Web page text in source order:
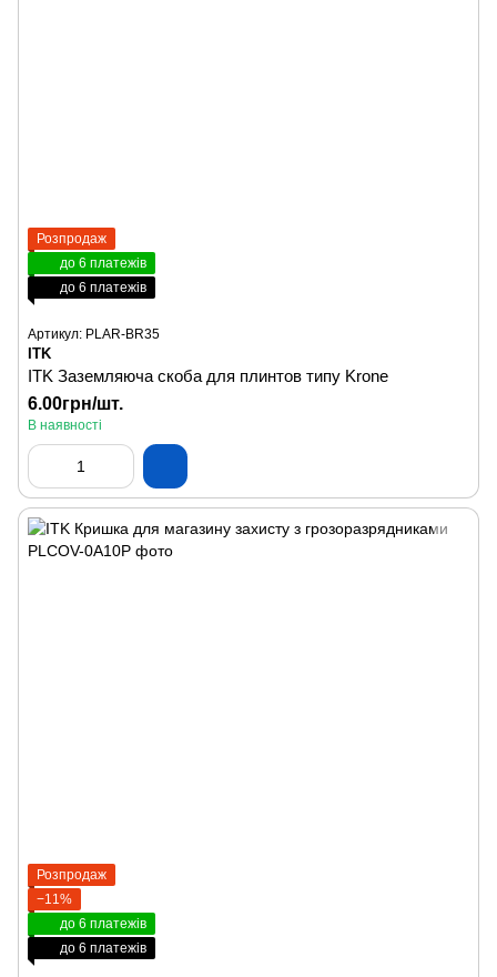
Розпродаж
до 6 платежів
до 6 платежів
Артикул: PLAR-BR35
ITK
ITK Заземляюча скоба для плинтов типу Krone
6.00грн/шт.
В наявності
Розпродаж
−11%
до 6 платежів
до 6 платежів